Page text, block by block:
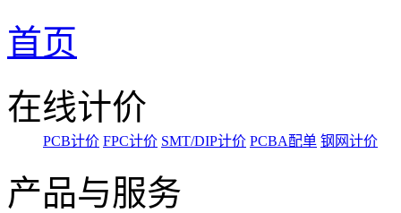
首页
在线计价
PCB计价 FPC计价 SMT/DIP计价 PCBA配单 钢网计价
产品与服务